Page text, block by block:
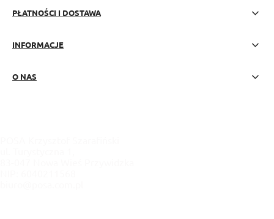
PŁATNOŚCI I DOSTAWA
INFORMACJE
O NAS